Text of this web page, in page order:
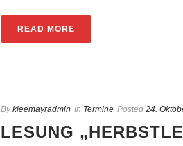
READ MORE
By kleemayradmin In Termine Posted 24.
LESUNG